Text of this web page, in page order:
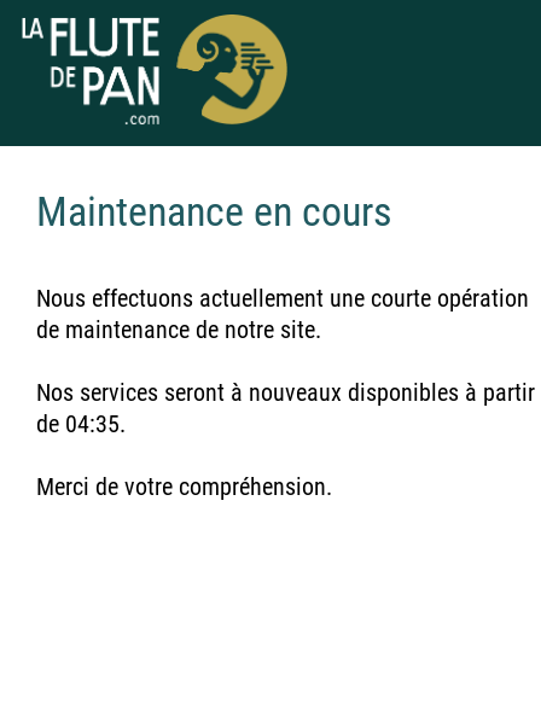
Maintenance en cours
Nous effectuons actuellement une courte opération
de maintenance de notre site.
Nos services seront à nouveaux disponibles à partir
de 04:35.
Merci de votre compréhension.